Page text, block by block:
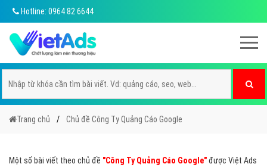
Hotline: 0964 82 6644
Trang chủ Chủ đề Công Ty Quảng Cáo Google
Một số bài viết theo chủ đề "Công Ty Quảng Cáo Google"được Việt Ads